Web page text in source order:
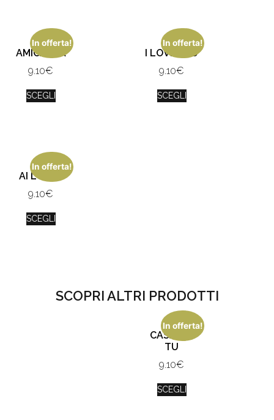
In offerta!
AMICA MIA
9.10€
SCEGLI
In offerta!
I LOVE YOU
9.10€
SCEGLI
In offerta!
AI LOV IU
9.10€
SCEGLI
SCOPRI ALTRI PRODOTTI
In offerta!
CASA SEI
TU
9.10€
SCEGLI